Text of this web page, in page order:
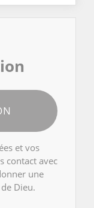
et vos
contact avec
une
Dieu.